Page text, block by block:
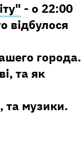
- о 22:00
відбулося
города.
та як
та музики.